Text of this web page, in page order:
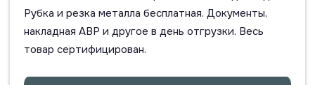
Рубка и резка металла бесплатная. Документы,
накладная АВР и другое в день отгрузки. Весь
товар сертифицирован.